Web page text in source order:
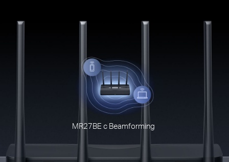
MR27BE с Beamforming